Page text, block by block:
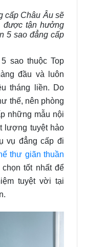
cấp Châu Âu sẽ
được tận hưởng
5 sao đẳng cấp
sao thuộc Top
đầu và luôn
tháng liền. Do
thế, nên phòng
những mẫu nội
lượng tuyệt hảo
vụ đẳng cấp đi
thư giãn thuần
tốt nhất để
tuyệt vời tại